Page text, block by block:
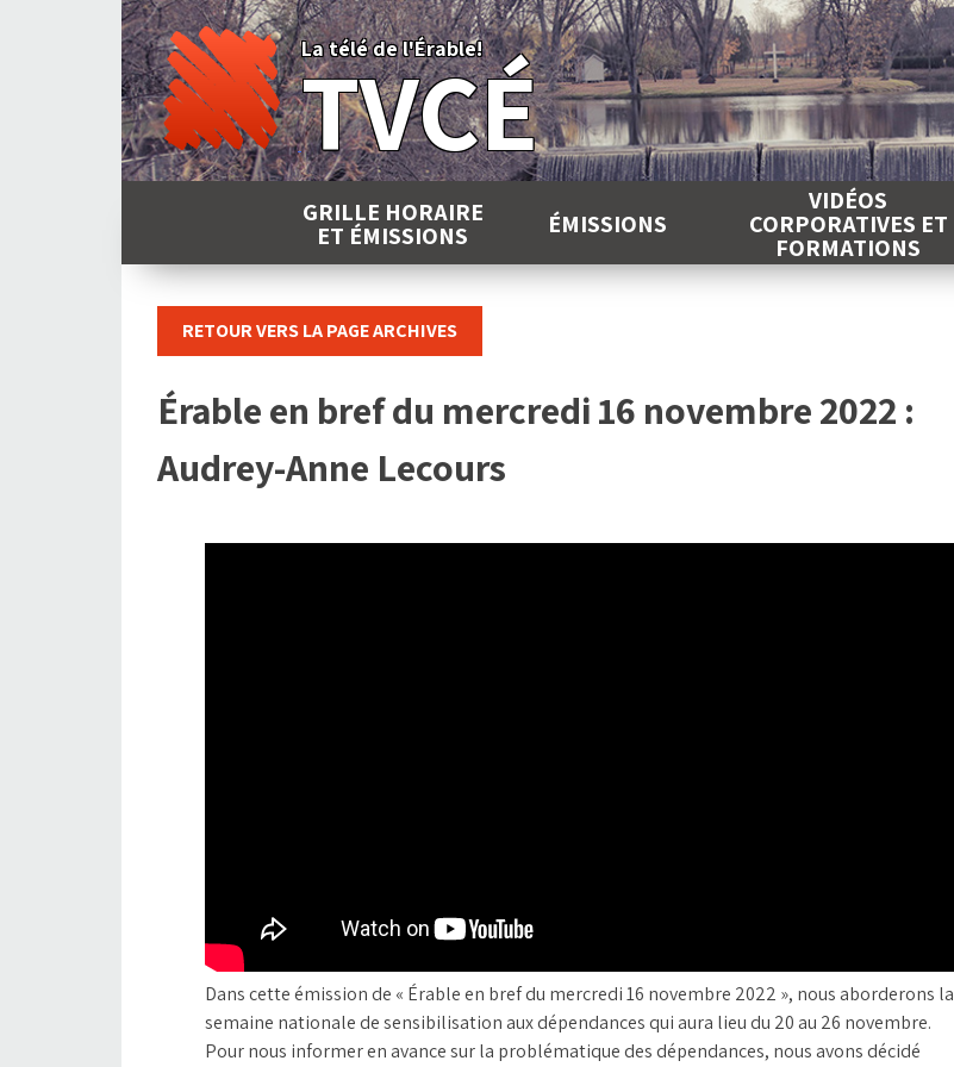
La télé de l'Érable!
TVCÉ
GRILLE HORAIRE
ET ÉMISSIONS ÉMISSIONS
VIDÉOS
CORPORATIVES ET
FORMATIONS
RETOUR VERS LA PAGE ARCHIVES
Érable en bref du mercredi 16 novembre 2022 :
Audrey-Anne Lecours
Dans cette émission de « Érable en bref du mercredi 16 novembre 2022 », nous aborderons la
semaine nationale de sensibilisation aux dépendances qui aura lieu du 20 au 26 novembre.
Pour nous informer en avance sur la problématique des dépendances, nous avons décidé